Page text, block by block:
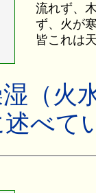
流れず、
ず、火が
皆これは
（火
べて